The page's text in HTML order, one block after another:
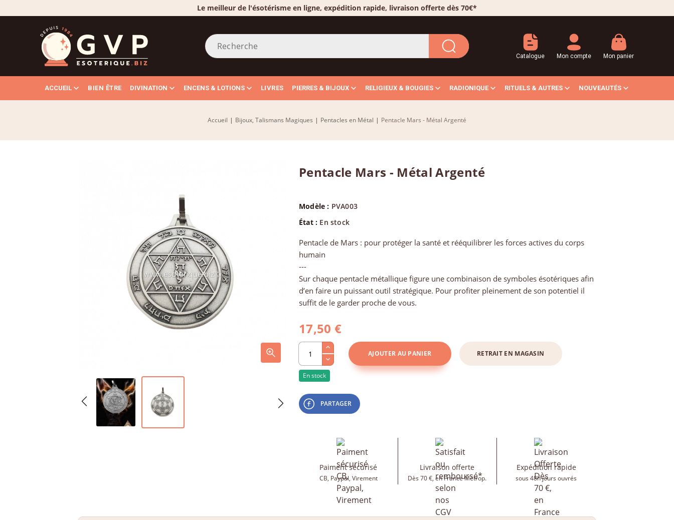
Le meilleur de l'ésotérisme en ligne, expédition rapide, livraison offerte dès 70€*
Catalogue Mon compte Mon panier
ACCUEIL BIEN ÊTRE DIVINATION ENCENS & LOTIONS LIVRES PIERRES & BIJOUX RELIGIEUX & BOUGIES RADIONIQUE RITUELS & AUTRES NOUVEAUTÉS
Accueil | Bijoux, Talismans Magiques | Pentacles en Métal | Pentacle Mars - Métal Argenté
Pentacle Mars - Métal Argenté
Modèle : PVA003
État : En stock
Pentacle de Mars : pour protéger la santé et rééquilibrer les forces actives du corps
humain
---
Sur chaque pentacle métallique figure une combinaison de symboles ésotériques afin
d’en faire un puissant outil stratégique. Pour profiter pleinement de son potentiel il
suffit de le garder proche de vous.
17,50 €
AJOUTER AU PANIER RETRAIT EN MAGASIN
En stock
PARTAGER
Paiment sécurisé
CB, Paypal, Virement
Livraison offerte
Dès 70 €, en France Métrop.
Expédition rapide
sous 48h jours ouvrés